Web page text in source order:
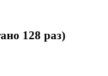
128 раз)